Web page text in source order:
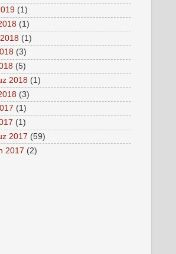
(1)
(1)
(1)
(3)
(5)
2018 (1)
(3)
(1)
(1)
2017 (59)
2017 (2)